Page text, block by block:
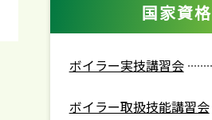
国家資格
ボイラー実技講習会
ボイラー取扱技能講習会